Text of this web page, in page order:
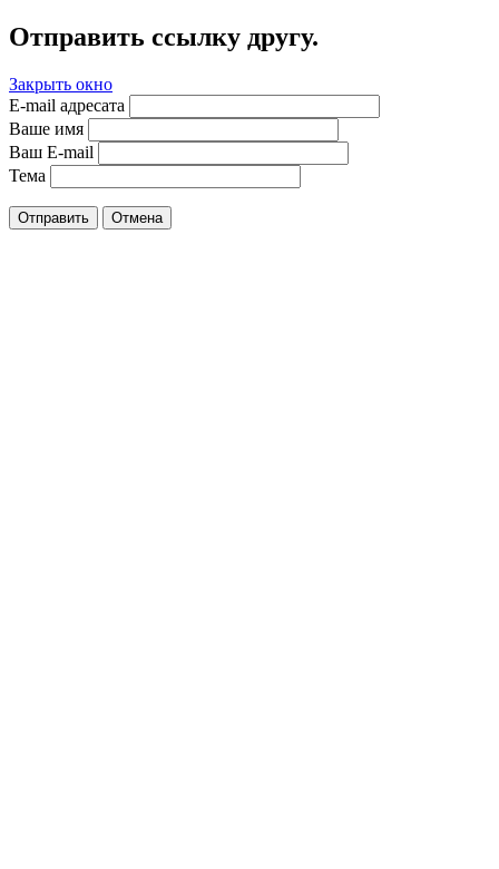
Отправить ссылку другу.
Закрыть окно
E-mail адресата
Ваше имя
Ваш E-mail
Тема
Отправить Отмена